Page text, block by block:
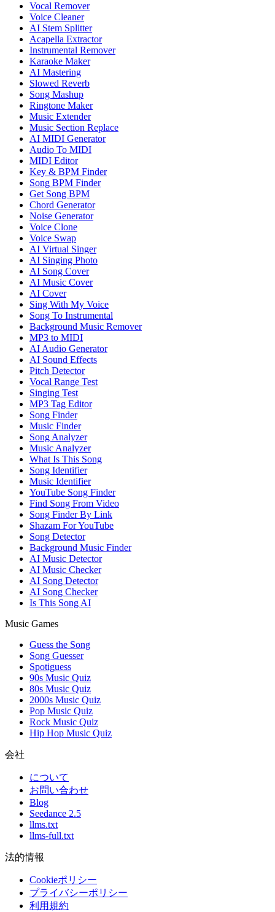
Vocal Remover
Voice Cleaner
AI Stem Splitter
Acapella Extractor
Instrumental Remover
Karaoke Maker
AI Mastering
Slowed Reverb
Song Mashup
Ringtone Maker
Music Extender
Music Section Replace
AI MIDI Generator
Audio To MIDI
MIDI Editor
Key & BPM Finder
Song BPM Finder
Get Song BPM
Chord Generator
Noise Generator
Voice Clone
Voice Swap
AI Virtual Singer
AI Singing Photo
AI Song Cover
AI Music Cover
AI Cover
Sing With My Voice
Song To Instrumental
Background Music Remover
MP3 to MIDI
AI Audio Generator
AI Sound Effects
Pitch Detector
Vocal Range Test
Singing Test
MP3 Tag Editor
Song Finder
Music Finder
Song Analyzer
Music Analyzer
What Is This Song
Song Identifier
Music Identifier
YouTube Song Finder
Find Song From Video
Song Finder By Link
Shazam For YouTube
Song Detector
Background Music Finder
AI Music Detector
AI Music Checker
AI Song Detector
AI Song Checker
Is This Song AI
Music Games
Guess the Song
Song Guesser
Spotiguess
90s Music Quiz
80s Music Quiz
2000s Music Quiz
Pop Music Quiz
Rock Music Quiz
Hip Hop Music Quiz
会社
について
お問い合わせ
Blog
Seedance 2.5
llms.txt
llms-full.txt
法的情報
Cookieポリシー
プライバシーポリシー
利用規約